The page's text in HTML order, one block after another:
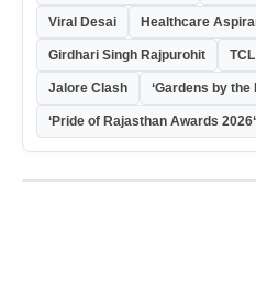
Viral Desai Healthcare
Girdhari Singh Rajpurohit
Jalore Clash ‘Gardens by the
‘Pride of Rajasthan Awards 2026‘